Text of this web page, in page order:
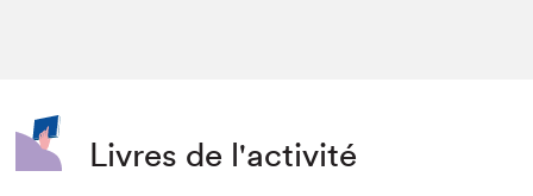
Livres de l'activité